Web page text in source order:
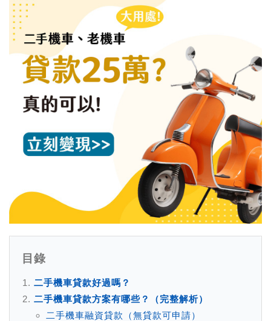
目錄
二手機車貸款好過嗎？
二手機車貸款方案有哪些？（完整解析）
二手機車融資貸款（無貸款可申請）